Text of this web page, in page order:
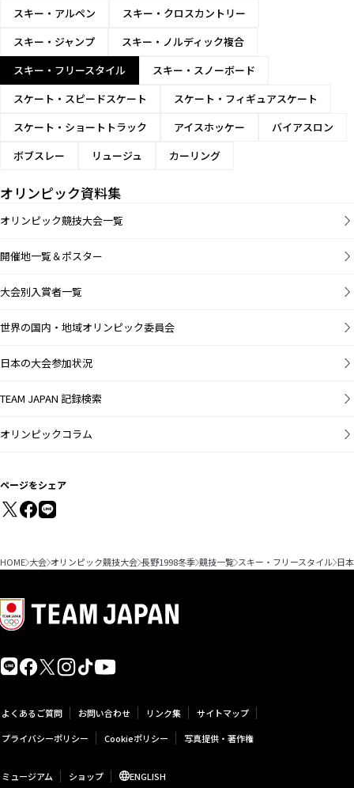
スキー・アルペン
スキー・クロスカントリー
スキー・ジャンプ
スキー・ノルディック複合
スキー・フリースタイル
スキー・スノーボード
スケート・スピードスケート
スケート・フィギュアスケート
スケート・ショートトラック
アイスホッケー
バイアスロン
ボブスレー
リュージュ カーリング
オリンピック資料集
オリンピック競技大会一覧
開催地一覧＆ポスター
大会別入賞者一覧
世界の国内・地域オリンピック委員会
日本の大会参加状況
TEAM JAPAN 記録検索
オリンピックコラム
ページをシェア
HOME 大会 オリンピック競技大会 長野1998冬季 競技一覧 スキー・フリースタイル 日
よくあるご質問 お問い合わせ リンク集
サイトマップ
プライバシーポリシー
Cookieポリシー 写真提供・著作権
ミュージアム ショップ ENGLISH